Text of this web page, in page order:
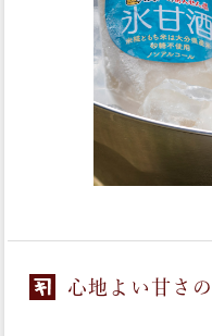
心地よい甘さ